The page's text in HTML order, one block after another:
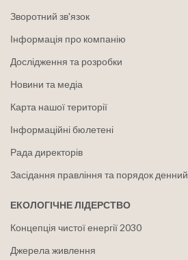
Зворотний зв'язок
Інформація про компанію
Дослідження та розробки
Новини та медіа
Карта нашої території
Інформаційні бюлетені
Рада директорів
Засідання правління та порядок денний
ЕКОЛОГІЧНЕ ЛІДЕРСТВО
Концепція чистої енергії 2030
Джерела живлення